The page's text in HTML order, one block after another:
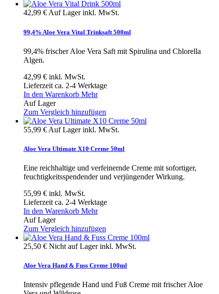
42,99 € Auf Lagerinkl. MwSt.
99,4% Aloe Vera Vital Trinksaft 500ml
99,4% frischer Aloe Vera Saft mit Spirulina und Chlorella
Algen.
42,99 € inkl. MwSt.
Lieferzeit ca. 2-4 Werktage
In den Warenkorb Mehr
Auf Lager
Zum Vergleich hinzufügen
55,99 € Auf Lagerinkl. MwSt.
Aloe Vera Ultimate X10 Creme 50ml
Eine reichhaltige und verfeinernde Creme mit sofortiger,
feuchtigkeitsspendender und verjüngender Wirkung.
55,99 € inkl. MwSt.
Lieferzeit ca. 2-4 Werktage
In den Warenkorb Mehr
Auf Lager
Zum Vergleich hinzufügen
25,50 € Nicht auf Lagerinkl. MwSt.
Aloe Vera Hand & Fuss Creme 100ml
Intensiv pflegende Hand und Fuß Creme mit frischer Aloe